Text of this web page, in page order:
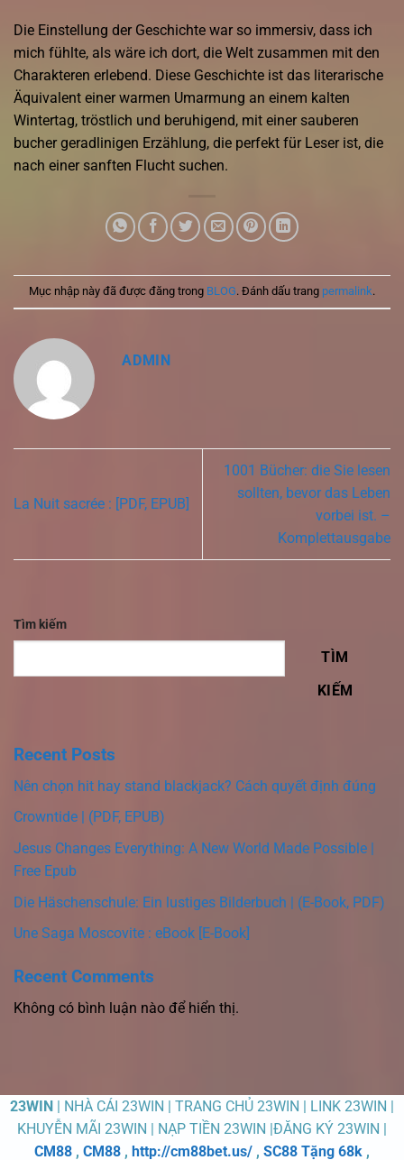
Die Einstellung der Geschichte war so immersiv, dass ich
mich fühlte, als wäre ich dort, die Welt zusammen mit den
Charakteren erlebend. Diese Geschichte ist das literarische
Äquivalent einer warmen Umarmung an einem kalten
Wintertag, tröstlich und beruhigend, mit einer sauberen
bucher geradlinigen Erzählung, die perfekt für Leser ist, die
nach einer sanften Flucht suchen.
Mục nhập này đã được đăng trong BLOG. Đánh dấu trang permalink.
ADMIN
La Nuit sacrée : [PDF, EPUB]
1001 Bücher: die Sie lesen
sollten, bevor das Leben
vorbei ist. –
Komplettausgabe
Tìm kiếm
TÌM
KIẾM
Recent Posts
Nên chọn hit hay stand blackjack? Cách quyết định đúng
Crowntide | (PDF, EPUB)
Jesus Changes Everything: A New World Made Possible |
Free Epub
Die Häschenschule: Ein lustiges Bilderbuch | (E-Book, PDF)
Une Saga Moscovite : eBook [E-Book]
Recent Comments
Không có bình luận nào để hiển thị.
23WIN | NHÀ CÁI 23WIN | TRANG CHỦ 23WIN | LINK 23WIN |
KHUYỄN MÃI 23WIN | NẠP TIỀN 23WIN |ĐĂNG KÝ 23WIN |
CM88 , CM88 , http://cm88bet.us/ , SC88 Tặng 68k ,